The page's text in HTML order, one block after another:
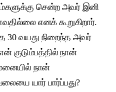
சென்ற அவர் இனி
எனக் கூறுகிறார்.
30 வயது நிறைந்த அவர்
குடும்பத்தில் நான்
நான்
யார் பார்ப்பது?